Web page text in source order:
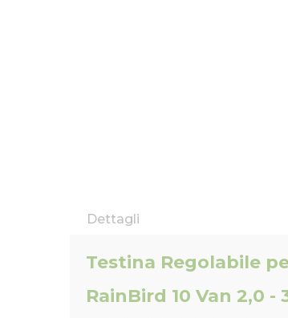
Dettagli
Testina Regolabile
RainBird 10 Van 2,0 -